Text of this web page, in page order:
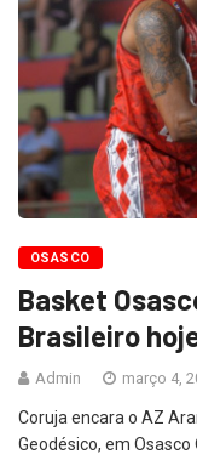
OSASCO
Basket
Brasileiro
Admin março 4,
Coruja encara o AZ
Geodésico, em